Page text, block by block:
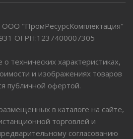
ООО "ПромРесурсКомплектация"
ОГРН:1237400007305
технических характеристиках,
и изображениях товаров
публичной офертой.
в каталоге на сайте,
торговлей и
согласованию